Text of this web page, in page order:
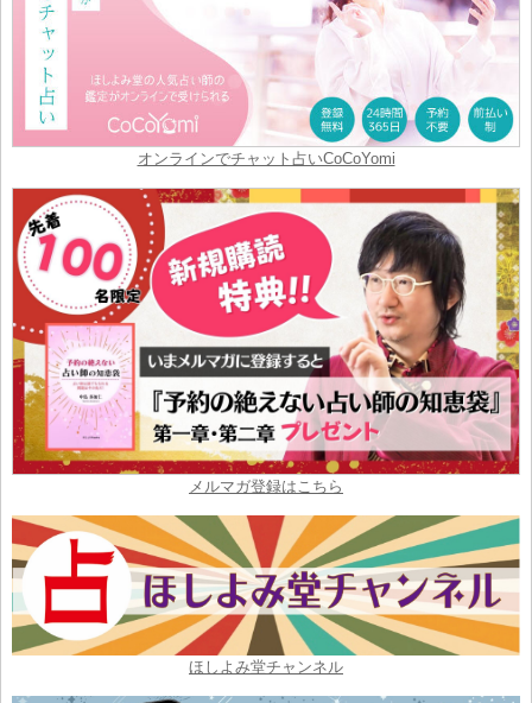
オンラインでチャット占いCoCoYomi
メルマガ登録はこちら
ほしよみ堂チャンネル